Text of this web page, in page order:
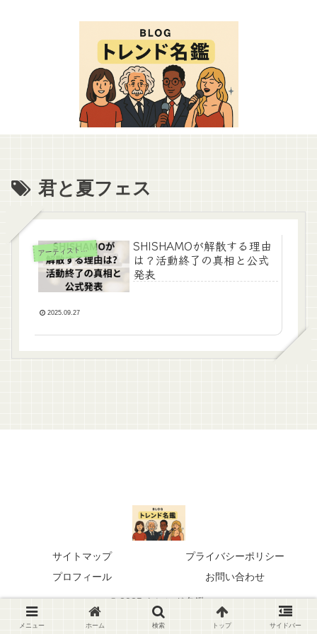
君と夏フェス
ア ーティスト（女性）
SHISHAMOが解散する理由
は？活動終了の真相と公式
発表
2025.09.27
サイトマップ
プライバシーポリシー
プロフィール
お問い合わせ
© 2025 トレンド名鑑.
メニュー ホーム 検索 トップ サイドバー